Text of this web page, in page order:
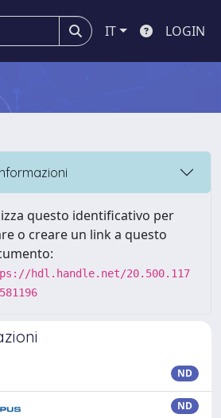
IT LOGIN
questo identificativo per
o creare un link a questo
hdl.handle.net/20.500.117
ND
ND